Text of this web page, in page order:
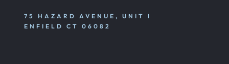
75 HAZARD AVENUE, UNIT I
ENFIELD CT 06082